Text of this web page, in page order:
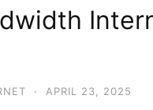
· APRIL 23, 2025